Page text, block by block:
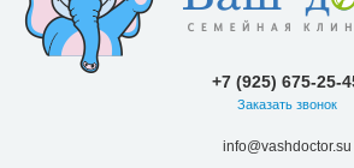
+7 (925) 675-25-
Заказать звонок
info@vashdoctor.su